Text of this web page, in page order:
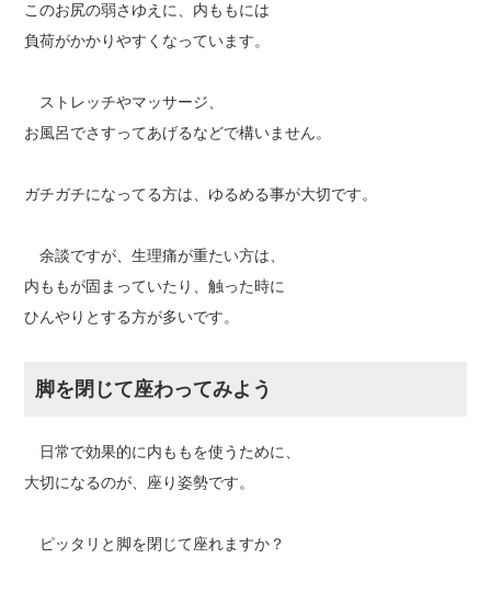
このお尻の弱さゆえに、内ももには
負荷がかかりやすくなっています。
ストレッチやマッサージ、
お風呂でさすってあげるなどで構いません。
ガチガチになってる方は、ゆるめる事が大切です。
余談ですが、生理痛が重たい方は、
内ももが固まっていたり、触った時に
ひんやりとする方が多いです。
脚を閉じて座わってみよう
日常で効果的に内ももを使うために、
大切になるのが、座り姿勢です。
ピッタリと脚を閉じて座れますか？